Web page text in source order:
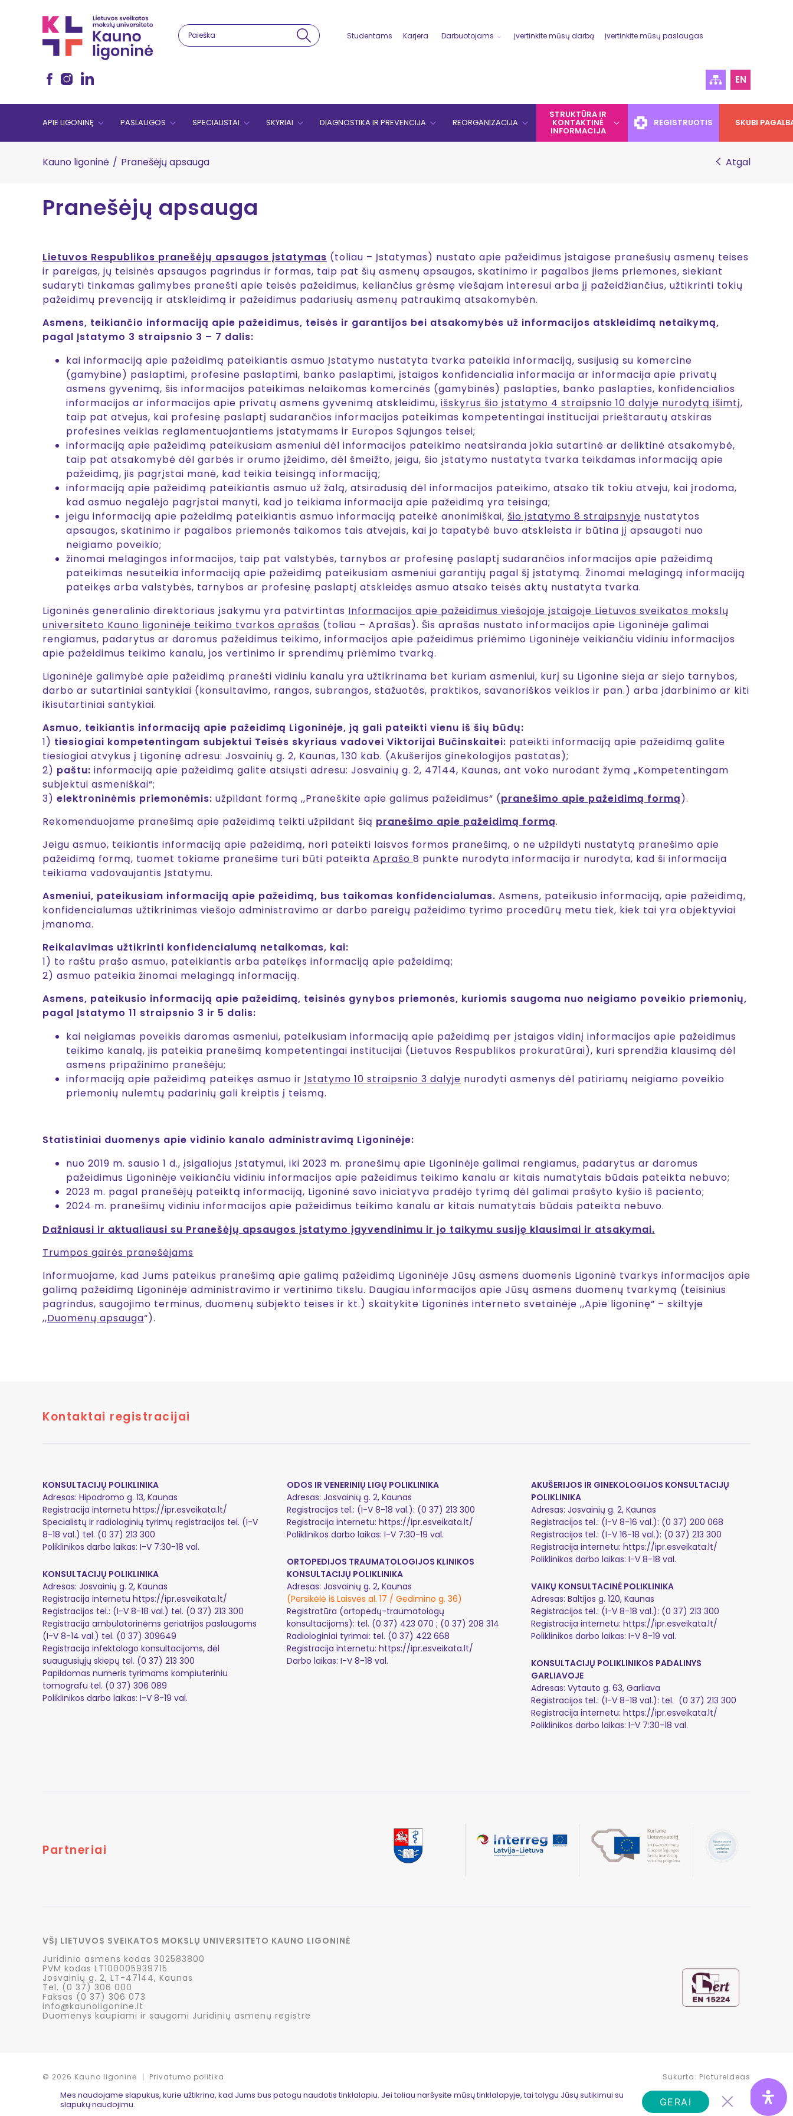
Studentams Karjera Darbuotojams Įvertinkite mūsų darbą Įvertinkite mūsų paslaugas
EN
APIE LIGONINĘ PASLAUGOS SPECIALISTAI SKYRIAI DIAGNOSTIKA IR PREVENCIJA REORGANIZACIJA
STRUKTŪRA IR
KONTAKTINĖ
INFORMACIJA
REGISTRUOTIS SKUBI
Kauno ligoninė / Pranešėjų apsauga Atgal
Pranešėjų apsauga
Lietuvos Respublikos pranešėjų apsaugos įstatymas (toliau – Įstatymas) nustato apie pažeidimus įstaigose pranešusių asmenų teises
ir pareigas, jų teisinės apsaugos pagrindus ir formas, taip pat šių asmenų apsaugos, skatinimo ir pagalbos jiems priemones, siekiant
sudaryti tinkamas galimybes pranešti apie teisės pažeidimus, keliančius grėsmę viešajam interesui arba jį pažeidžiančius, užtikrinti tokių
pažeidimų prevenciją ir atskleidimą ir pažeidimus padariusių asmenų patraukimą atsakomybėn.
Asmens, teikiančio informaciją apie pažeidimus, teisės ir garantijos bei atsakomybės už informacijos atskleidimą netaikymą,
pagal Įstatymo 3 straipsnio 3 – 7 dalis:
kai informaciją apie pažeidimą pateikiantis asmuo Įstatymo nustatyta tvarka pateikia informaciją, susijusią su komercine
(gamybine) paslaptimi, profesine paslaptimi, banko paslaptimi, įstaigos konfidencialia informacija ar informacija apie privatų
asmens gyvenimą, šis informacijos pateikimas nelaikomas komercinės (gamybinės) paslapties, banko paslapties, konfidencialios
informacijos ar informacijos apie privatų asmens gyvenimą atskleidimu, išskyrus šio įstatymo 4 straipsnio 10 dalyje nurodytą išimtį,
taip pat atvejus, kai profesinę paslaptį sudarančios informacijos pateikimas kompetentingai institucijai prieštarautų atskiras
profesines veiklas reglamentuojantiems įstatymams ir Europos Sąjungos teisei;
informaciją apie pažeidimą pateikusiam asmeniui dėl informacijos pateikimo neatsiranda jokia sutartinė ar deliktinė atsakomybė,
taip pat atsakomybė dėl garbės ir orumo įžeidimo, dėl šmeižto, jeigu, šio įstatymo nustatyta tvarka teikdamas informaciją apie
pažeidimą, jis pagrįstai manė, kad teikia teisingą informaciją;
informaciją apie pažeidimą pateikiantis asmuo už žalą, atsiradusią dėl informacijos pateikimo, atsako tik tokiu atveju, kai įrodoma,
kad asmuo negalėjo pagrįstai manyti, kad jo teikiama informacija apie pažeidimą yra teisinga;
jeigu informaciją apie pažeidimą pateikiantis asmuo informaciją pateikė anonimiškai, šio įstatymo 8 straipsnyje nustatytos
apsaugos, skatinimo ir pagalbos priemonės taikomos tais atvejais, kai jo tapatybė buvo atskleista ir būtina jį apsaugoti nuo
neigiamo poveikio;
žinomai melagingos informacijos, taip pat valstybės, tarnybos ar profesinę paslaptį sudarančios informacijos apie pažeidimą
pateikimas nesuteikia informaciją apie pažeidimą pateikusiam asmeniui garantijų pagal šį įstatymą. Žinomai melagingą informaciją
pateikęs arba valstybės, tarnybos ar profesinę paslaptį atskleidęs asmuo atsako teisės aktų nustatyta tvarka.
Ligoninės generalinio direktoriaus įsakymu yra patvirtintas Informacijos apie pažeidimus viešojoje įstaigoje Lietuvos sveikatos mokslų
universiteto Kauno ligoninėje teikimo tvarkos aprašas (toliau – Aprašas). Šis aprašas nustato informacijos apie Ligoninėje galimai
rengiamus, padarytus ar daromus pažeidimus teikimo, informacijos apie pažeidimus priėmimo Ligoninėje veikiančiu vidiniu informacijos
apie pažeidimus teikimo kanalu, jos vertinimo ir sprendimų priėmimo tvarką.
Ligoninėje galimybė apie pažeidimą pranešti vidiniu kanalu yra užtikrinama bet kuriam asmeniui, kurį su Ligonine sieja ar siejo tarnybos,
darbo ar sutartiniai santykiai (konsultavimo, rangos, subrangos, stažuotės, praktikos, savanoriškos veiklos ir pan.) arba įdarbinimo ar kiti
ikisutartiniai santykiai.
Asmuo, teikiantis informaciją apie pažeidimą Ligoninėje, ją gali pateikti vienu iš šių būdų:
1) tiesiogiai kompetentingam subjektui Teisės skyriaus vadovei Viktorijai Bučinskaitei: pateikti informaciją apie pažeidimą galite
tiesiogiai atvykus į Ligoninę adresu: Josvainių g. 2, Kaunas, 130 kab. (Akušerijos ginekologijos pastatas);
2) paštu: informaciją apie pažeidimą galite atsiųsti adresu: Josvainių g. 2, 47144, Kaunas, ant voko nurodant žymą „Kompetentingam
subjektui asmeniškai“;
3) elektroninėmis priemonėmis: užpildant formą ,,Praneškite apie galimus pažeidimus“ (pranešimo apie pažeidimą formą).
Rekomenduojame pranešimą apie pažeidimą teikti užpildant šią pranešimo apie pažeidimą formą.
Jeigu asmuo, teikiantis informaciją apie pažeidimą, nori pateikti laisvos formos pranešimą, o ne užpildyti nustatytą pranešimo apie
pažeidimą formą, tuomet tokiame pranešime turi būti pateikta Aprašo 8 punkte nurodyta informacija ir nurodyta, kad ši informacija
teikiama vadovaujantis Įstatymu.
Asmeniui, pateikusiam informaciją apie pažeidimą, bus taikomas konfidencialumas. Asmens, pateikusio informaciją, apie pažeidimą,
konfidencialumas užtikrinimas viešojo administravimo ar darbo pareigų pažeidimo tyrimo procedūrų metu tiek, kiek tai yra objektyviai
įmanoma.
Reikalavimas užtikrinti konfidencialumą netaikomas, kai:
1) to raštu prašo asmuo, pateikiantis arba pateikęs informaciją apie pažeidimą;
2) asmuo pateikia žinomai melagingą informaciją.
Asmens, pateikusio informaciją apie pažeidimą, teisinės gynybos priemonės, kuriomis saugoma nuo neigiamo poveikio priemonių,
pagal Įstatymo 11 straipsnio 3 ir 5 dalis:
kai neigiamas poveikis daromas asmeniui, pateikusiam informaciją apie pažeidimą per įstaigos vidinį informacijos apie pažeidimus
teikimo kanalą, jis pateikia pranešimą kompetentingai institucijai (Lietuvos Respublikos prokuratūrai), kuri sprendžia klausimą dėl
asmens pripažinimo pranešėju;
informaciją apie pažeidimą pateikęs asmuo ir Įstatymo 10 straipsnio 3 dalyje nurodyti asmenys dėl patiriamų neigiamo poveikio
priemonių nulemtų padarinių gali kreiptis į teismą.
Statistiniai duomenys apie vidinio kanalo administravimą Ligoninėje:
nuo 2019 m. sausio 1 d., įsigaliojus Įstatymui, iki 2023 m. pranešimų apie Ligoninėje galimai rengiamus, padarytus ar daromus
pažeidimus Ligoninėje veikiančiu vidiniu informacijos apie pažeidimus teikimo kanalu ar kitais numatytais būdais pateikta nebuvo;
2023 m. pagal pranešėjų pateiktą informaciją, Ligoninė savo iniciatyva pradėjo tyrimą dėl galimai prašyto kyšio iš paciento;
2024 m. pranešimų vidiniu informacijos apie pažeidimus teikimo kanalu ar kitais numatytais būdais pateikta nebuvo.
Dažniausi ir aktualiausi su Pranešėjų apsaugos įstatymo įgyvendinimu ir jo taikymu susiję klausimai ir atsakymai.
Trumpos gairės pranešėjams
Informuojame, kad Jums pateikus pranešimą apie galimą pažeidimą Ligoninėje Jūsų asmens duomenis Ligoninė tvarkys informacijos apie
galimą pažeidimą Ligoninėje administravimo ir vertinimo tikslu. Daugiau informacijos apie Jūsų asmens duomenų tvarkymą (teisinius
pagrindus, saugojimo terminus, duomenų subjekto teises ir kt.) skaitykite Ligoninės interneto svetainėje ,,Apie ligoninę“ – skiltyje
,,Duomenų apsauga“).
Kontaktai registracijai
KONSULTACIJŲ POLIKLINIKA
Adresas: Hipodromo g. 13, Kaunas
Registracija internetu https://ipr.esveikata.lt/
Specialistų ir radiologinių tyrimų registracijos tel. (I-V
8-18 val.) tel. (0 37) 213 300
Poliklinikos darbo laikas: I-V 7:30-18 val.
KONSULTACIJŲ POLIKLINIKA
Adresas: Josvainių g. 2, Kaunas
Registracija internetu https://ipr.esveikata.lt/
Registracijos tel.: (I-V 8-18 val.) tel. (0 37) 213 300
Registracija ambulatorinėms geriatrijos paslaugoms
(I-V 8-14 val.) tel. (0 37) 309649
Registracija infektologo konsultacijoms, dėl
suaugusiųjų skiepų tel. (0 37) 213 300
Papildomas numeris tyrimams kompiuteriniu
tomografu tel. (0 37) 306 089
Poliklinikos darbo laikas: I-V 8-19 val.
ODOS IR VENERINIŲ LIGŲ POLIKLINIKA
Adresas: Josvainių g. 2, Kaunas
Registracijos tel.: (I-V 8-18 val.): (0 37) 213 300
Registracija internetu: https://ipr.esveikata.lt/
Poliklinikos darbo laikas: I-V 7:30-19 val.
ORTOPEDIJOS TRAUMATOLOGIJOS KLINIKOS
KONSULTACIJŲ POLIKLINIKA
Adresas: Josvainių g. 2, Kaunas
(Persikėlė iš Laisvės al. 17 / Gedimino g. 36)
Registratūra (ortopedų-traumatologų
konsultacijoms): tel. (0 37) 423 070 ; (0 37) 208 314
Radiologiniai tyrimai: tel. (0 37) 422 668
Registracija internetu: https://ipr.esveikata.lt/
Darbo laikas: I-V 8-18 val.
AKUŠERIJOS IR GINEKOLOGIJOS KONSULTACIJŲ
POLIKLINIKA
Adresas: Josvainių g. 2, Kaunas
Registracijos tel.: (I-V 8-16 val.): (0 37) 200 068
Registracijos tel.: (I-V 16-18 val.): (0 37) 213 300
Registracija internetu: https://ipr.esveikata.lt/
Poliklinikos darbo laikas: I-V 8-18 val.
VAIKŲ KONSULTACINĖ POLIKLINIKA
Adresas: Baltijos g. 120, Kaunas
Registracijos tel.: (I-V 8-18 val.): (0 37) 213 300
Registracija internetu: https://ipr.esveikata.lt/
Poliklinikos darbo laikas: I-V 8-19 val.
KONSULTACIJŲ POLIKLINIKOS PADALINYS
GARLIAVOJE
Adresas: Vytauto g. 63, Garliava
Registracijos tel.: (I-V 8-18 val.): tel. (0 37) 213 300
Registracija internetu: https://ipr.esveikata.lt/
Poliklinikos darbo laikas: I-V 7:30-18 val.
Partneriai
VŠĮ LIETUVOS SVEIKATOS MOKSLŲ UNIVERSITETO KAUNO LIGONINĖ
Juridinio asmens kodas 302583800
PVM kodas LT100005939715
Josvainių g. 2, LT-47144, Kaunas
Tel. (0 37) 306 000
Faksas (0 37) 306 073
info@kaunoligonine.lt
Duomenys kaupiami ir saugomi Juridinių asmenų registre
© 2026 Kauno ligoninė Privatumo politika Sukurta: PictureIdeas
Mes naudojame slapukus, kurie užtikrina, kad Jums bus patogu naudotis tinklalapiu. Jei toliau naršysite mūsų tinklalapyje, tai tolygu Jūsų sutikimui su
slapukų naudojimu.
GERAI